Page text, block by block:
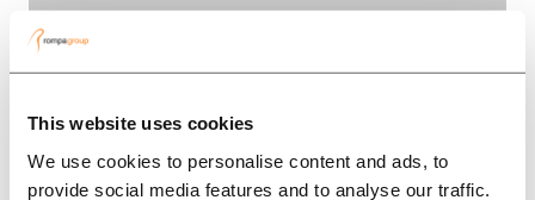
This website uses cookies
We use cookies to personalise content and ads, to
provide social media features and to analyse our traffic.
Automotive parts